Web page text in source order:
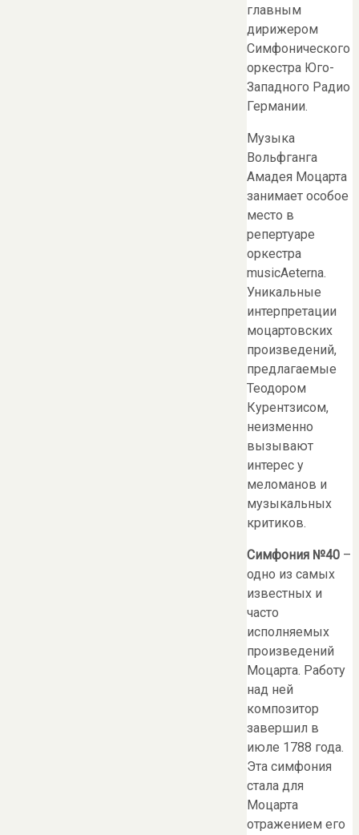
главным
дирижером
Симфонического
оркестра Юго-
Западного Радио
Германии.
Музыка
Вольфганга
Амадея Моцарта
занимает особое
место в
репертуаре
оркестра
musicAeterna.
Уникальные
интерпретации
моцартовских
произведений,
предлагаемые
Теодором
Курентзисом,
неизменно
вызывают
интерес у
меломанов и
музыкальных
критиков.
Симфония №40 –
одно из самых
известных и
часто
исполняемых
произведений
Моцарта. Работу
над ней
композитор
завершил в
июле 1788 года.
Эта симфония
стала для
Моцарта
отражением его